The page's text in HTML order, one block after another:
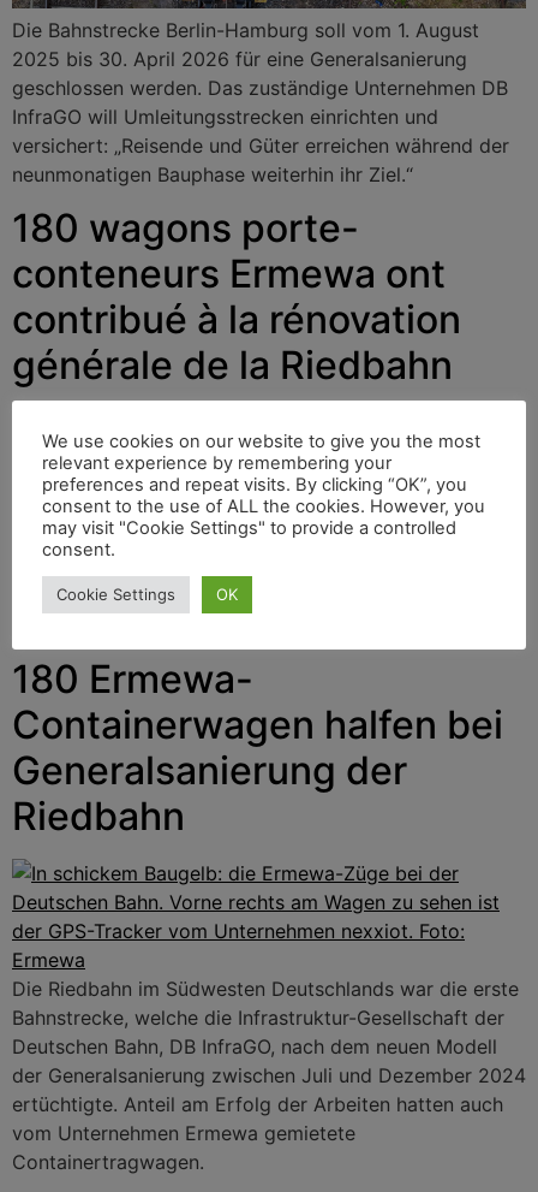
Die Bahnstrecke Berlin-Hamburg soll vom 1. August
2025 bis 30. April 2026 für eine Generalsanierung
geschlossen werden. Das zuständige Unternehmen DB
InfraGO will Umleitungsstrecken einrichten und
versichert: „Reisende und Güter erreichen während der
neunmonatigen Bauphase weiterhin ihr Ziel.“
180 wagons porte-
conteneurs Ermewa ont
contribué à la rénovation
générale de la Riedbahn
La Riedbahn, dans le sud-ouest de l’Allemagne, a été la
première ligne ferroviaire que la société d’infrastructure
DB InfraGO de la Deutsche Bahn a modernisée selon le
nouveau modèle de rénovation générale entre juillet et
la société Ermewa ont également contribué au succès
180 Ermewa-
Containerwagen halfen bei
Generalsanierung der
Riedbahn
Die Riedbahn im Südwesten Deutschlands war die erste
Bahnstrecke, welche die Infrastruktur-Gesellschaft der
Deutschen Bahn, DB InfraGO, nach dem neuen Modell
der Generalsanierung zwischen Juli und Dezember 2024
ertüchtigte. Anteil am Erfolg der Arbeiten hatten auch
vom Unternehmen Ermewa gemietete
Containertragwagen.
We use cookies on our website to give you the most
relevant experience by remembering your
preferences and repeat visits. By clicking “OK”, you
consent to the use of ALL the cookies. However, you
may visit "Cookie Settings" to provide a controlled
consent.
Cookie Settings OK